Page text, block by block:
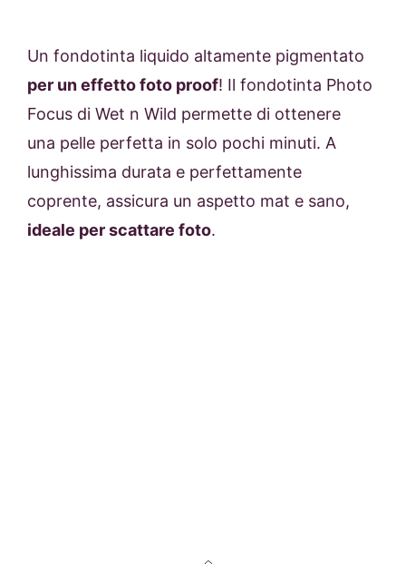
Un fondotinta liquido altamente pigmentato
per un effetto foto proof! Il fondotinta Photo
Focus di Wet n Wild permette di ottenere
una pelle perfetta in solo pochi minuti. A
lunghissima durata e perfettamente
coprente, assicura un aspetto mat e sano,
ideale per scattare foto.